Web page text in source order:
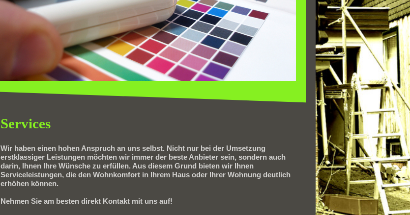
Services
Wir haben einen hohen Anspruch an uns selbst. Nicht nur bei der Umsetzung
erstklassiger Leistungen möchten wir immer der beste Anbieter sein, sondern auch
darin, Ihnen Ihre Wünsche zu erfüllen. Aus diesem Grund bieten wir Ihnen
Serviceleistungen, die den Wohnkomfort in Ihrem Haus oder Ihrer Wohnung deutlich
erhöhen können.
Nehmen Sie am besten direkt Kontakt mit uns auf!